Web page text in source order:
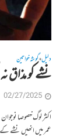
دلیل•گوشہ خواتین
نشے کو مذاق
02/27/2025
اکثر لوگ خصوصا
عمر میں انھیں نشے